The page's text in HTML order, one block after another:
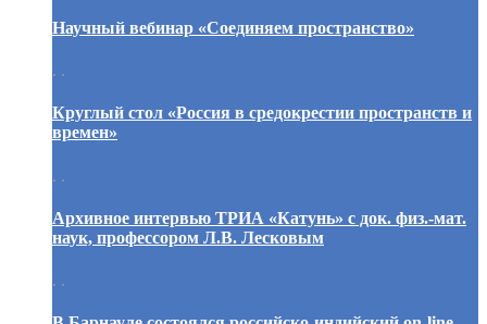
Научный вебинар «Соединяем пространство»
. .
Круглый стол «Россия в средокрестии пространств и
времен»
. .
Архивное интервью ТРИА «Катунь» с док. физ.-мат.
наук, профессором Л.В. Лесковым
. .